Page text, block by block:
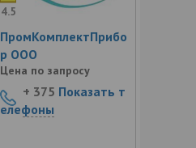
4.5
ПромКомплектПрибо
р ООО
Цена по запросу
+ 375 Показать т
елефоны